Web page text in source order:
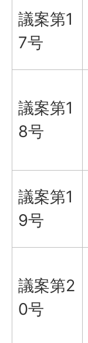
議案第1
7号
議案第1
8号
議案第1
9号
議案第2
0号